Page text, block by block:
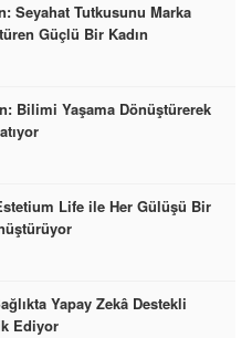
Seyahat Tutkusunu Marka
Güçlü Bir Kadın
Bilimi Yaşama Dönüştürerek
Life ile Her Gülüşü Bir
Yapay Zekâ Destekli
Ediyor